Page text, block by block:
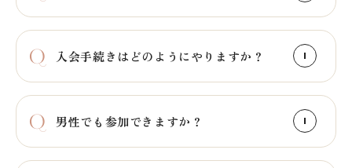
入会手続きはどのようにやりますか？
男性でも参加できますか？